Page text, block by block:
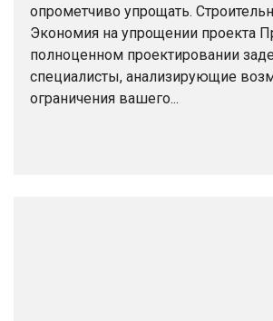
опрометчиво упрощать.
Экономия на упрощении проекта
полноценном проектировании
специалисты, анализирующие
ограничения вашего...